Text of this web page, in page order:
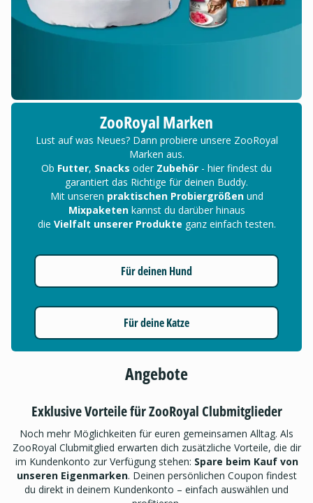
ZooRoyal Marken
Lust auf was Neues? Dann probiere unsere ZooRoyal
Marken aus.
Ob Futter, Snacks oder Zubehör - hier findest du
garantiert das Richtige für deinen Buddy.
Mit unseren praktischen Probiergrößenund
Mixpaketen kannst du darüber hinaus
die Vielfalt unserer Produkte ganz einfach testen.
Für deinen Hund
Für deine Katze
Angebote
Exklusive Vorteile für ZooRoyal Clubmitglieder
Noch mehr Möglichkeiten für euren gemeinsamen Alltag. Als
ZooRoyal Clubmitglied erwarten dich zusätzliche Vorteile, die dir
im Kundenkonto zur Verfügung stehen: Spare beim Kauf von
unseren Eigenmarken. Deinen persönlichen Coupon findest
du direkt in deinem Kundenkonto – einfach auswählen und